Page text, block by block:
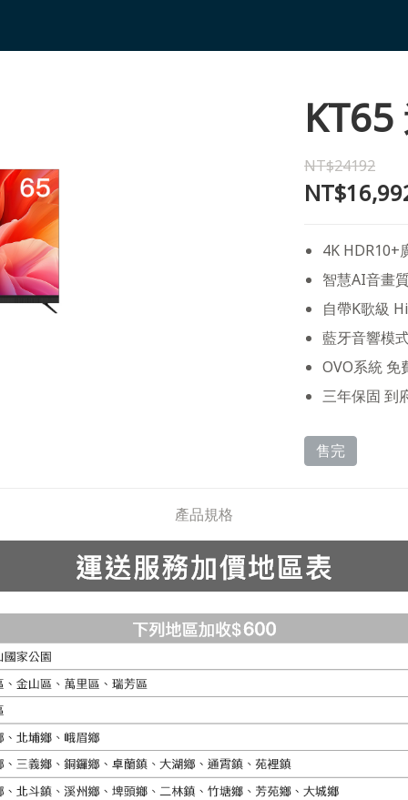
NT$24192
4K HDR10+
智慧AI音畫
自帶K歌級
藍牙音響模
OVO系統 免
三年保固 到
售完
產品規格